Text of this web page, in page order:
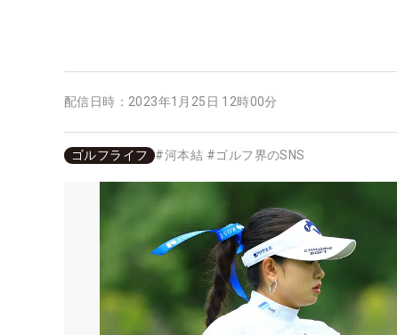
配信日時： 2023年1月25日 12時00分
ゴルフライフ #河本結 #ゴルフ界のSNS